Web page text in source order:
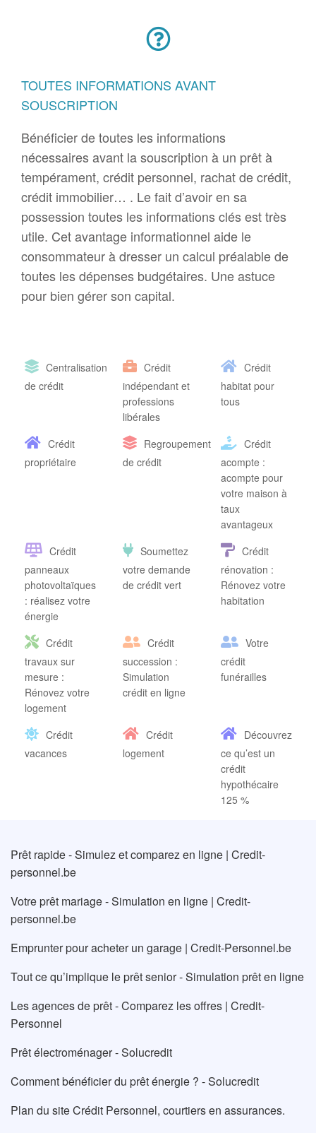
TOUTES INFORMATIONS AVANT
SOUSCRIPTION
Bénéficier de toutes les informations
nécessaires avant la souscription à un prêt à
tempérament, crédit personnel, rachat de crédit,
crédit immobilier… . Le fait d’avoir en sa
possession toutes les informations clés est très
utile. Cet avantage informationnel aide le
consommateur à dresser un calcul préalable de
toutes les dépenses budgétaires. Une astuce
pour bien gérer son capital.
Centralisation
de crédit
Crédit
indépendant et
professions
libérales
Crédit
habitat pour
tous
Crédit
propriétaire
Regroupement
de crédit
Crédit
acompte :
acompte pour
votre maison à
taux
avantageux
Crédit
panneaux
photovoltaïques
: réalisez votre
énergie
Soumettez
votre demande
de crédit vert
Crédit
rénovation :
Rénovez votre
habitation
Crédit
travaux sur
mesure :
Rénovez votre
logement
Crédit
succession :
Simulation
crédit en ligne
Votre
crédit
funérailles
Crédit
vacances
Crédit
logement
Découvrez
ce qu’est un
crédit
hypothécaire
125 %
Prêt rapide - Simulez et comparez en ligne | Credit-
personnel.be
Votre prêt mariage - Simulation en ligne | Credit-
personnel.be
Emprunter pour acheter un garage | Credit-Personnel.be
Tout ce qu’implique le prêt senior - Simulation prêt en ligne
Les agences de prêt - Comparez les offres | Credit-
Personnel
Prêt électroménager - Solucredit
Comment bénéficier du prêt énergie ? - Solucredit
Plan du site Crédit Personnel, courtiers en assurances.